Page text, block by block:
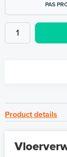
PAS
Product details